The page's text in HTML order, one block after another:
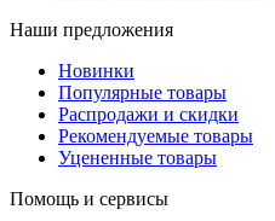
Наши предложения
Новинки
Популярные товары
Распродажи и скидки
Рекомендуемые товары
Уцененные товары
Помощь и сервисы